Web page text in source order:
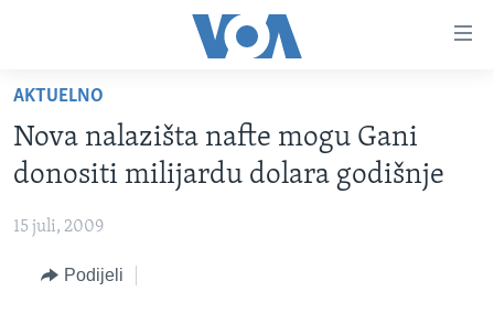
glavni
sadržaj
Pređi
na
glavnu
navigaciju
TV PROGRAM
VIDEO
FOTOGRAFIJE DANA
VIJESTI
SJEDINJENE AMERIČKE DRŽAVE
NAUKA I TEHNOLOGIJA
AKTUELNO
Nova nalazišta nafte mogu Gani
donositi milijardu dolara godišnje
15 juli, 2009
Podijeli